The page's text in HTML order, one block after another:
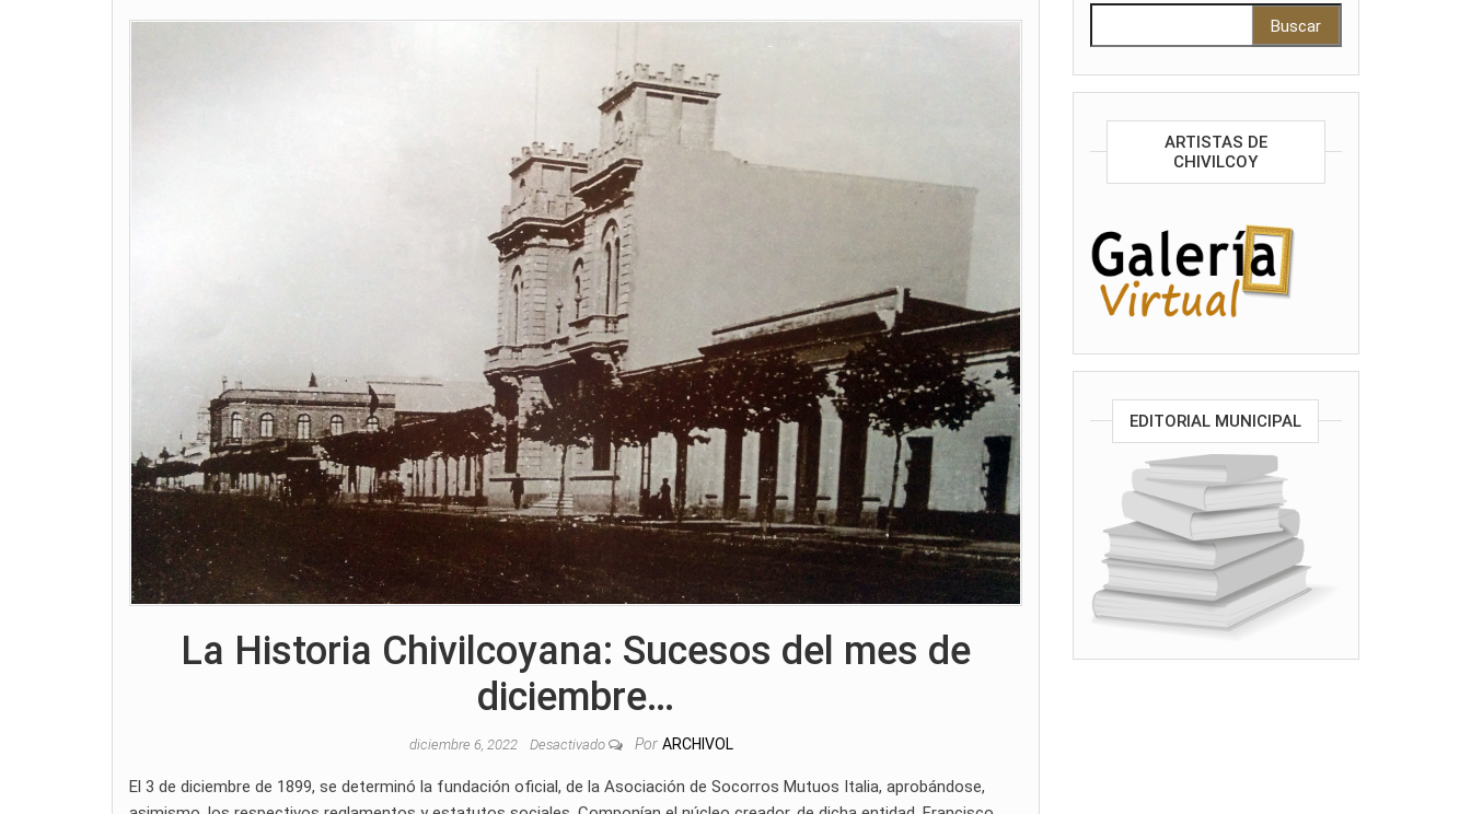
La Historia Chivilcoyana: Sucesos del mes de
diciembre…
diciembre 6, 2022 Desactivado Por ARCHIVOL
El 3 de diciembre de 1899, se determinó la fundación oficial, de la Asociación de Socorros Mutuos Italia, aprobándose,
ARTISTAS DE
CHIVILCOY
EDITORIAL MUNICIPAL